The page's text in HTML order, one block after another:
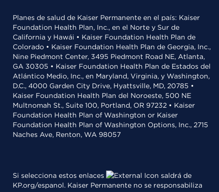
Planes de salud de Kaiser Permanente en el país: Kaiser
Foundation Health Plan, Inc., en el Norte y Sur de
California y Hawái • Kaiser Foundation Health Plan de
Colorado • Kaiser Foundation Health Plan de Georgia, Inc.,
Nine Piedmont Center, 3495 Piedmont Road NE, Atlanta,
GA 30305 • Kaiser Foundation Health Plan de Estados del
Atlántico Medio, Inc., en Maryland, Virginia, y Washington,
D.C., 4000 Garden City Drive, Hyattsville, MD, 20785 •
Kaiser Foundation Health Plan del Noroeste, 500 NE
Multnomah St., Suite 100, Portland, OR 97232 • Kaiser
Foundation Health Plan of Washington or Kaiser
Foundation Health Plan of Washington Options, Inc., 2715
Naches Ave, Renton, WA 98057
Si selecciona estos enlaces
saldrá de
KP.org/espanol. Kaiser Permanente no se responsabiliza